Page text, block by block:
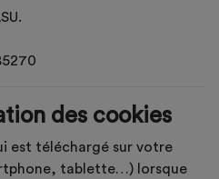
des cookies
est téléchargé sur votre
tablette…) lorsque